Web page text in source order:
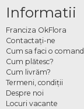
Informatii
Franciza OkFlora
Contactaţi-ne
Cum sa faci o
Cum plătesc?
Cum livrăm?
Termeni, condiţii
Despre noi
Locuri vacante